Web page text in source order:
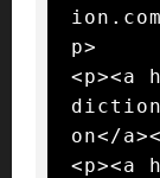
p>
<p><a
on</